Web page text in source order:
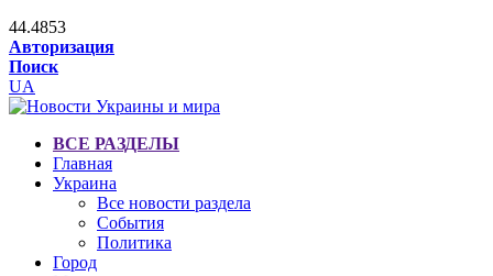
44.4853
Авторизация
Поиск
UA
ВСЕ РАЗДЕЛЫ
Главная
Украина
Все новости раздела
События
Политика
Город